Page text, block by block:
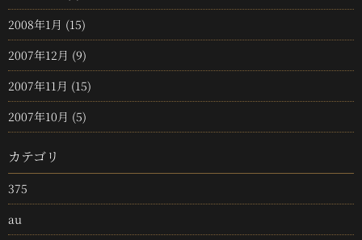
2008年1月 (15)
2007年12月 (9)
2007年11月 (15)
2007年10月 (5)
カテゴリ
375
au